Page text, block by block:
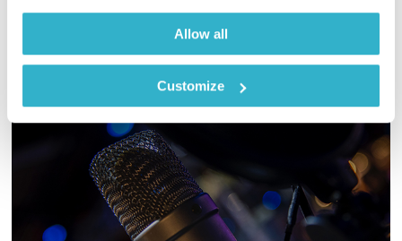
Allow all
Customize